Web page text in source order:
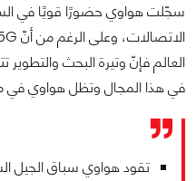
في هذا المجال وتظل هواوي في